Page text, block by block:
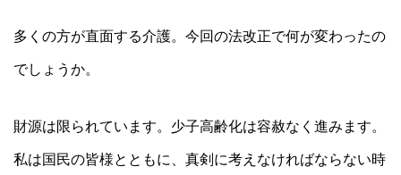
多くの方が直面する介護。今回の法改正で何が変わったの
でしょうか。
財源は限られています。少子高齢化は容赦なく進みます。
私は国民の皆様とともに、真剣に考えなければならない時